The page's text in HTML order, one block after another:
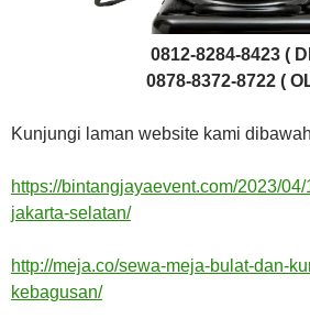
0812-8284-8423 (
0878-8372-8722 (
Kunjungi laman website kami
https://bintangjayaevent.com/2023/
jakarta-selatan/
http://meja.co/sewa-meja-bulat-dan-
kebagusan/